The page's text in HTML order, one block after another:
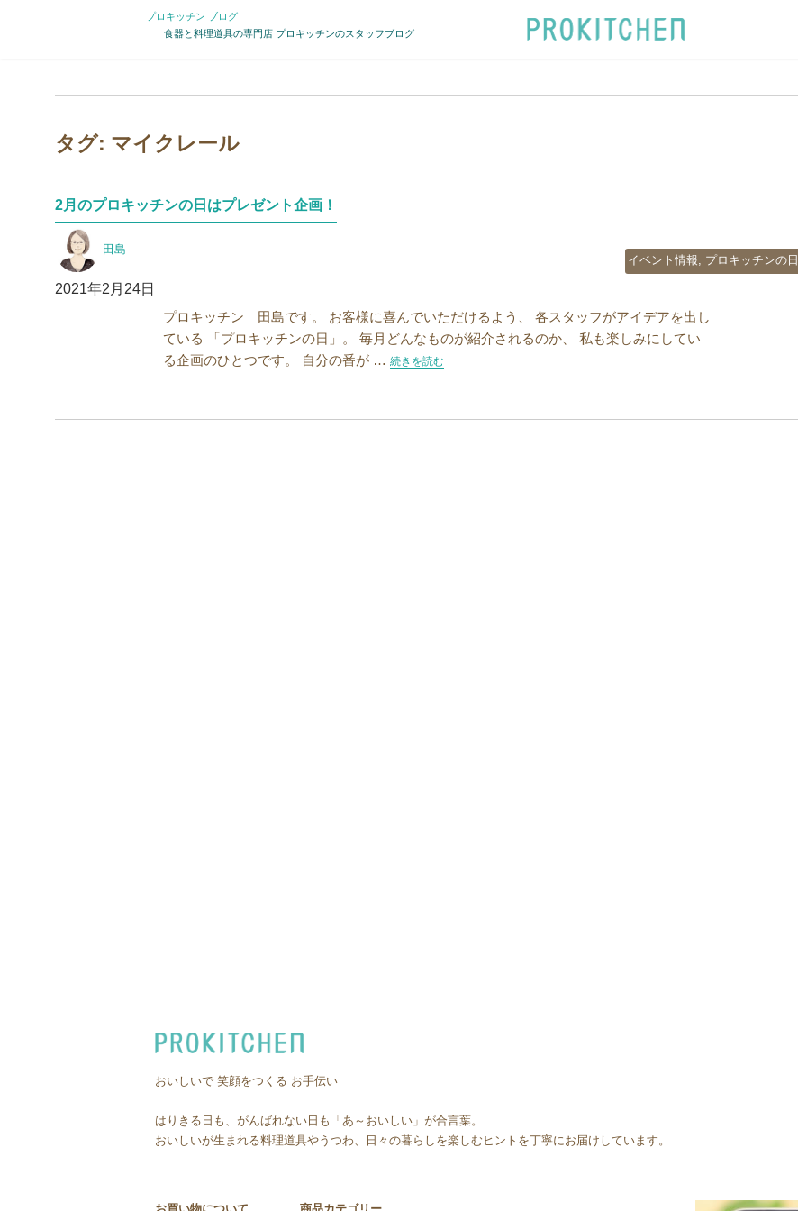
プロキッチン ブログ
食器と料理道具の専門店 プロキッチンのスタッフブログ
タグ: マイクレール
2月のプロキッチンの日はプレゼント企画！
稿
田島
投
2021年2月24日
カ
テ
リ
ー
イベント情報 プロキッチンの日
プロキッチン 田島です。 お客様に喜んでいただけるよう、 各スタッフがアイデアを出し
ている 「プロキッチンの日」。 毎月どんなものが紹介されるのか、 私も楽しみにしてい
る企画のひとつです。 自分の番が … “2月のプロキッチンの日はプレゼント企画！”の
続きを読む
おいしいで 笑顔をつくる お手伝い
はりきる日も、がんばれない日も「あ～おいしい」が合言葉。
おいしいが生まれる料理道具やうつわ、日々の暮らしを楽しむヒントを丁寧にお届けしています。